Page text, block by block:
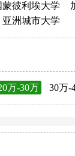
蒙彼利埃大学
亚洲城市大学
万-30万 30万-